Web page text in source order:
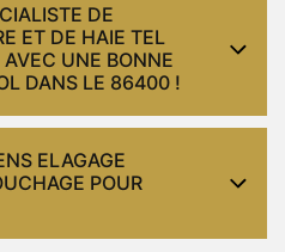
DE
ET DE HAIE TEL
UNE BONNE
DANS LE 86400 !
ELAGAGE
POUR